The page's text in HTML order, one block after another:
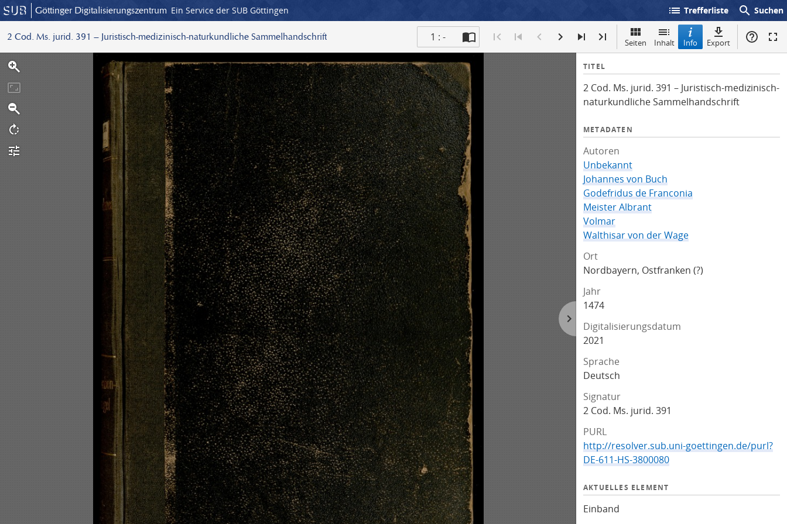
Göttinger Digitalisierungszentrum Ein Service der SUB Göttingen list Trefferliste search Suchen
2 Cod. Ms. jurid. 391 – Juristisch-medizinisch-naturkundliche Sammelhandschrift 1 : - Seiten Inhalt Info Export
I
f
o
TITEL
2 Cod. Ms. jurid. 391 – Juristisch-medizinisch-
naturkundliche Sammelhandschrift
METADATEN
Autoren
Unbekannt
Johannes von Buch
Godefridus de Franconia
Meister Albrant
Volmar
Walthisar von der Wage
Ort
Nordbayern, Ostfranken (?)
Jahr
1474
Digitalisierungsdatum
2021
Sprache
Deutsch
Signatur
2 Cod. Ms. jurid. 391
PURL
http://resolver.sub.uni-goettingen.de/purl?
DE-611-HS-3800080
AKTUELLES ELEMENT
Einband